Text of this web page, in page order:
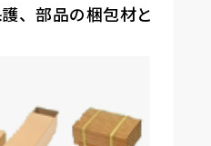
、部品の梱包材と